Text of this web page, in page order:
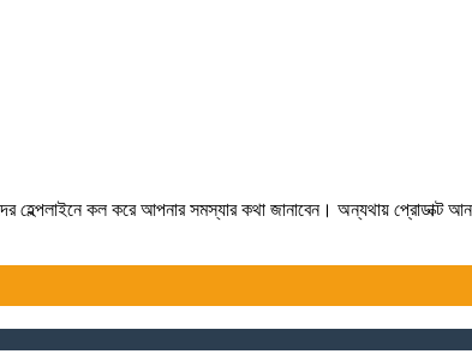
হেল্পলাইনে কল করে আপনার সমস্যার কথা জানাবেন। অন্যথায়